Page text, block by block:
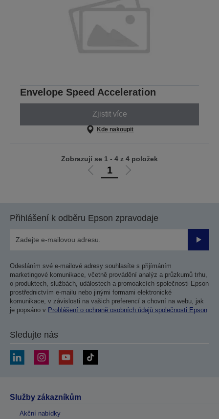
Envelope Speed Acceleration
Zjistit více
Kde nakoupit
Jít
1
Jít
Zobrazují se 1 - 4 z 4 položek
Přihlášení k odběru Epson zpravodaje
Odesláním své e-mailové adresy souhlasíte s přijímáním
marketingové komunikace, včetně provádění analýz a průzkumů trhu,
o produktech, službách, událostech a promoakcích společnosti Epson
prostřednictvím e-mailu nebo jinými formami elektronické
komunikace, v závislosti na vašich preferencí a chovní na webu, jak
je popsáno v Prohlášení o ochraně osobních údajů společnosti Epson
Sledujte nás
Služby zákazníkům
Akční nabídky